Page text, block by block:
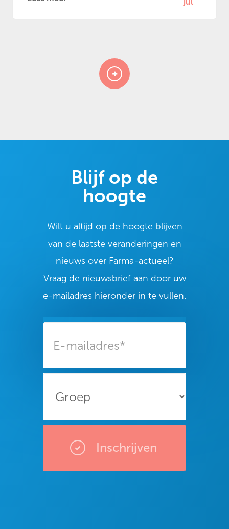
Blijf op de
hoogte
Wilt u altijd op de hoogte blijven
van de laatste veranderingen en
nieuws over Farma-actueel?
Vraag de nieuwsbrief aan door uw
e-mailadres hieronder in te vullen.
Inschrijven